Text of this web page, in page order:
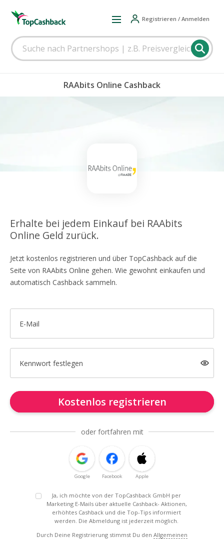
Registrieren / Anmelden
RAAbits Online Cashback
Erhalte bei jedem Einkauf bei RAAbits
Online Geld zurück.
Jetzt kostenlos registrieren und über TopCashback auf die
Seite von RAAbits Online gehen. Wie gewohnt einkaufen und
automatisch Cashback sammeln.
E-Mail
Kennwort festlegen
Kostenlos registrieren
oder fortfahren mit
Google Facebook Apple
Ja, ich möchte von der TopCashback GmbH per
Marketing E-Mails über aktuelle Cashback- Aktionen,
erhöhtes Cashback und die Top-Tips informiert
werden. Die Abmeldung ist jederzeit möglich.
Durch Deine Registrierung stimmst Du den Allgemeinen